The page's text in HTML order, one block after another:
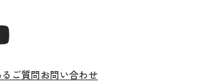
るご質問お問い合わせ